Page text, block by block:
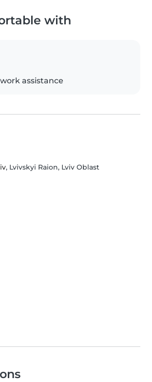
with
assistance
, Lvivskyi Raion, Lviv Oblast